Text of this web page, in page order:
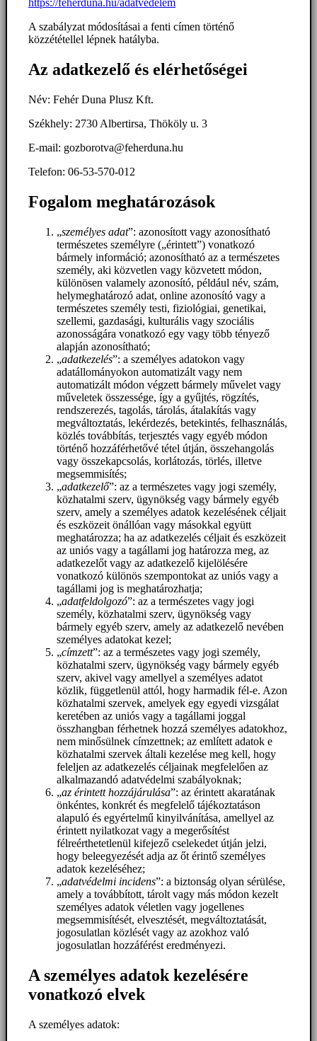
https://feherduna.hu/adatvedelem
A szabályzat módosításai a fenti címen történő
közzététellel lépnek hatályba.
Az adatkezelő és elérhetőségei
Név: Fehér Duna Plusz Kft.
Székhely: 2730 Albertirsa, Thököly u. 3
E-mail: gozborotva@feherduna.hu
Telefon: 06-53-570-012
Fogalom meghatározások
„személyes adat”: azonosított vagy azonosítható
természetes személyre („érintett”) vonatkozó
bármely információ; azonosítható az a természetes
személy, aki közvetlen vagy közvetett módon,
különösen valamely azonosító, például név, szám,
helymeghatározó adat, online azonosító vagy a
természetes személy testi, fiziológiai, genetikai,
szellemi, gazdasági, kulturális vagy szociális
azonosságára vonatkozó egy vagy több tényező
alapján azonosítható;
„adatkezelés”: a személyes adatokon vagy
adatállományokon automatizált vagy nem
automatizált módon végzett bármely művelet vagy
műveletek összessége, így a gyűjtés, rögzítés,
rendszerezés, tagolás, tárolás, átalakítás vagy
megváltoztatás, lekérdezés, betekintés, felhasználás,
közlés továbbítás, terjesztés vagy egyéb módon
történő hozzáférhetővé tétel útján, összehangolás
vagy összekapcsolás, korlátozás, törlés, illetve
megsemmisítés;
„adatkezelő”: az a természetes vagy jogi személy,
közhatalmi szerv, ügynökség vagy bármely egyéb
szerv, amely a személyes adatok kezelésének céljait
és eszközeit önállóan vagy másokkal együtt
meghatározza; ha az adatkezelés céljait és eszközeit
az uniós vagy a tagállami jog határozza meg, az
adatkezelőt vagy az adatkezelő kijelölésére
vonatkozó különös szempontokat az uniós vagy a
tagállami jog is meghatározhatja;
„adatfeldolgozó”: az a természetes vagy jogi
személy, közhatalmi szerv, ügynökség vagy
bármely egyéb szerv, amely az adatkezelő nevében
személyes adatokat kezel;
„címzett”: az a természetes vagy jogi személy,
közhatalmi szerv, ügynökség vagy bármely egyéb
szerv, akivel vagy amellyel a személyes adatot
közlik, függetlenül attól, hogy harmadik fél-e. Azon
közhatalmi szervek, amelyek egy egyedi vizsgálat
keretében az uniós vagy a tagállami joggal
összhangban férhetnek hozzá személyes adatokhoz,
nem minősülnek címzettnek; az említett adatok e
közhatalmi szervek általi kezelése meg kell, hogy
feleljen az adatkezelés céljainak megfelelően az
alkalmazandó adatvédelmi szabályoknak;
„az érintett hozzájárulása”: az érintett akaratának
önkéntes, konkrét és megfelelő tájékoztatáson
alapuló és egyértelmű kinyilvánítása, amellyel az
érintett nyilatkozat vagy a megerősítést
félreérthetetlenül kifejező cselekedet útján jelzi,
hogy beleegyezését adja az őt érintő személyes
adatok kezeléséhez;
„adatvédelmi incidens”: a biztonság olyan sérülése,
amely a továbbított, tárolt vagy más módon kezelt
személyes adatok véletlen vagy jogellenes
megsemmisítését, elvesztését, megváltoztatását,
jogosulatlan közlését vagy az azokhoz való
jogosulatlan hozzáférést eredményezi.
A személyes adatok kezelésére
vonatkozó elvek
A személyes adatok: